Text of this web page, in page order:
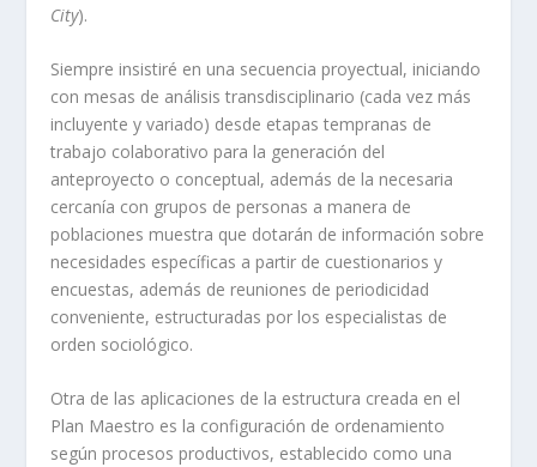
City).
Siempre insistiré en una secuencia proyectual, iniciando
con mesas de análisis transdisciplinario (cada vez más
incluyente y variado) desde etapas tempranas de
trabajo colaborativo para la generación del
anteproyecto o conceptual, además de la necesaria
cercanía con grupos de personas a manera de
poblaciones muestra que dotarán de información sobre
necesidades específicas a partir de cuestionarios y
encuestas, además de reuniones de periodicidad
conveniente, estructuradas por los especialistas de
orden sociológico.
Otra de las aplicaciones de la estructura creada en el
Plan Maestro es la configuración de ordenamiento
según procesos productivos, establecido como una